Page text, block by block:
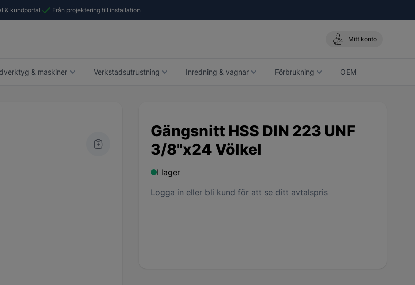
& kundportal Från projektering till installation
Mitt konto
& maskiner Verkstadsutrustning Inredning & vagnar Förbrukning OEM
Gängsnitt HSS DIN 223 UNF
3/8"x24 Völkel
I lager
Logga in eller bli kund för att se ditt avtalspris